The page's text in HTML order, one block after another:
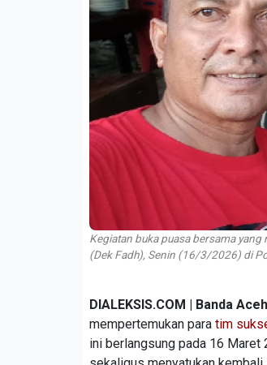
Kegiatan buka puasa bersama
(Dek Fadh), Senin (16/3/2026) di
DIALEKSIS.COM | Banda Aceh
mempertemukan para tim
ini berlangsung pada 16 Maret